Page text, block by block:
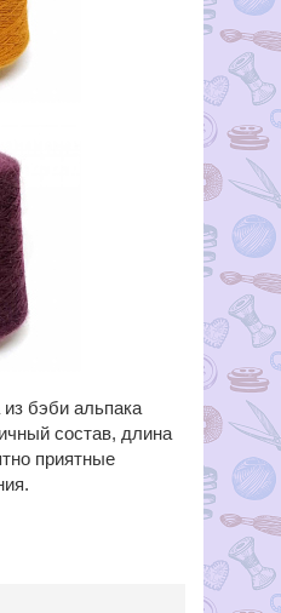
бэби альпака
состав, длина
приятные